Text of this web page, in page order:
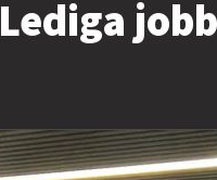
Lediga jobb